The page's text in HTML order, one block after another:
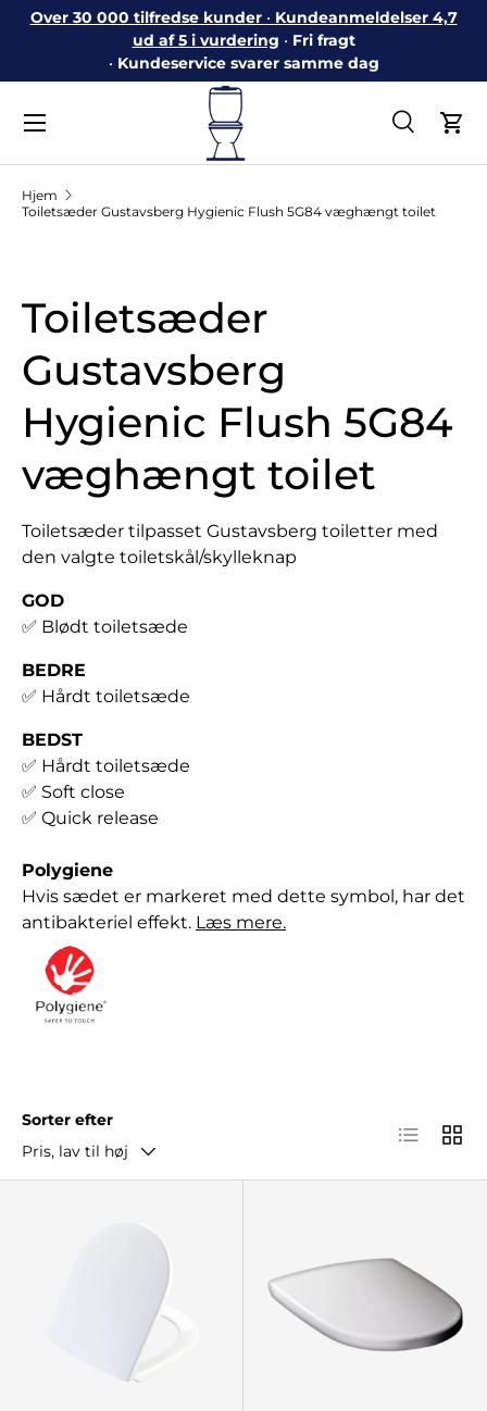
Gå til indhold
Over 30 000 tilfredse kunder • Kundeanmeldelser 4,7
ud af 5 i vurdering • Fri fragt
• Kundeservice svarer samme dag
Søg
Søg
Menu
Hjem
Toiletsæder Gustavsberg Hygienic Flush 5G84 væghængt toilet
Toiletsæder
Gustavsberg
Hygienic Flush 5G84
væghængt toilet
Toiletsæder tilpasset Gustavsberg toiletter med
den valgte toiletskål/skylleknap
GOD
✅ Blødt toiletsæde
BEDRE
✅ Hårdt toiletsæde
BEDST
✅ Hårdt toiletsæde
✅ Soft close
✅ Quick release
Polygiene
Hvis sædet er markeret med dette symbol, har det
antibakteriel effekt. Læs mere.
Sorter efter
Pris, lav til høj
ListearGitter